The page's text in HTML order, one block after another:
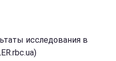
исследования в